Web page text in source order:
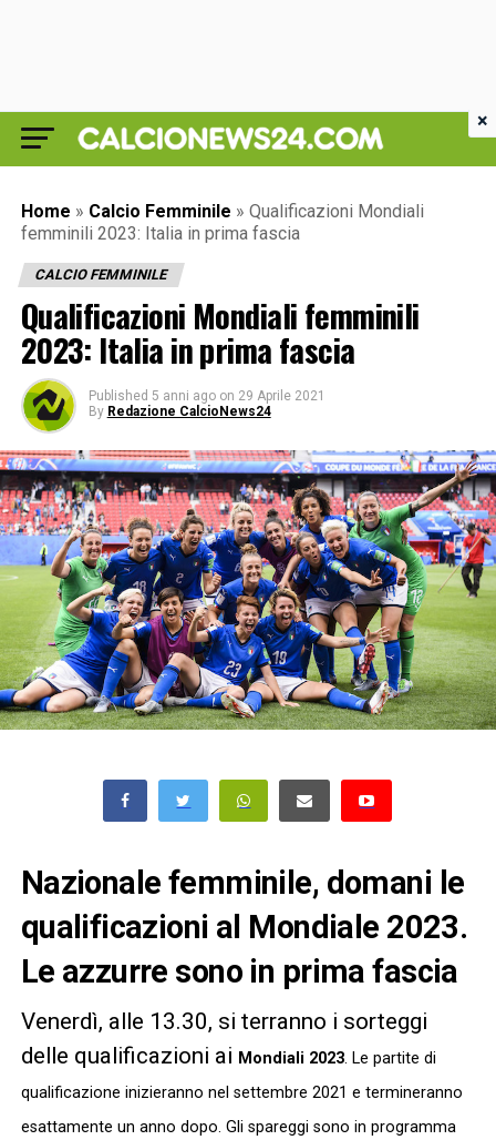
Home » Calcio Femminile » Qualificazioni Mondiali
femminili 2023: Italia in prima fascia
CALCIO FEMMINILE
Qualificazioni Mondiali femminili
2023: Italia in prima fascia
Published 5 anni ago on 29 Aprile 2021
By Redazione CalcioNews24
Nazionale femminile, domani le
qualificazioni al Mondiale 2023.
Le azzurre sono in prima fascia
Venerdì, alle 13.30, si terranno i sorteggi
delle qualificazioni ai Mondiali 2023. Le partite di
qualificazione inizieranno nel settembre 2021 e termineranno
esattamente un anno dopo. Gli spareggi sono in programma
×